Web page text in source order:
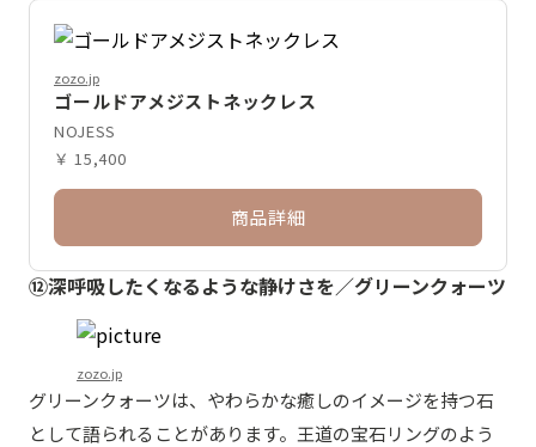
zozo.jp
ゴールドアメジストネックレス
NOJESS
￥ 15,400
商品詳細
⑫深呼吸したくなるような静けさを／グリーンクォーツ
zozo.jp
グリーンクォーツは、やわらかな癒しのイメージを持つ石
として語られることがあります。王道の宝石リングのよう